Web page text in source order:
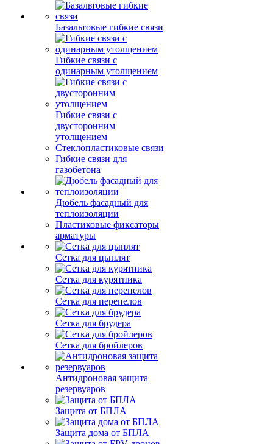
Базальтовые гибкие связи
Гибкие связи с
одинарным утолщением
Гибкие связи с
двусторонним
утолщением
Стеклопластиковые связи
Гибкие связи для
газобетона
Дюбель фасадный для
теплоизоляции
Пластиковые фиксаторы
арматуры
Сетка для цыплят
Сетка для курятника
Сетка для перепелов
Сетка для брудера
Сетка для бройлеров
Антидроновая защита
резервуаров
Защита от БПЛА
Защита дома от БПЛА